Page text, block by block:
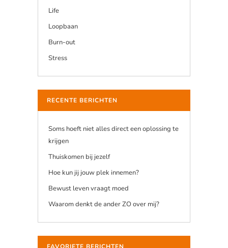
Life
Loopbaan
Burn-out
Stress
RECENTE BERICHTEN
Soms hoeft niet alles direct een oplossing te
krijgen
Thuiskomen bij jezelf
Hoe kun jij jouw plek innemen?
Bewust leven vraagt moed
Waarom denkt de ander ZO over mij?